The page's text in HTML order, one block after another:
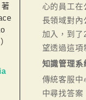
心的員工
長領域對
加入，到
望透過這項
知識管理
傳統客服中
中尋找答